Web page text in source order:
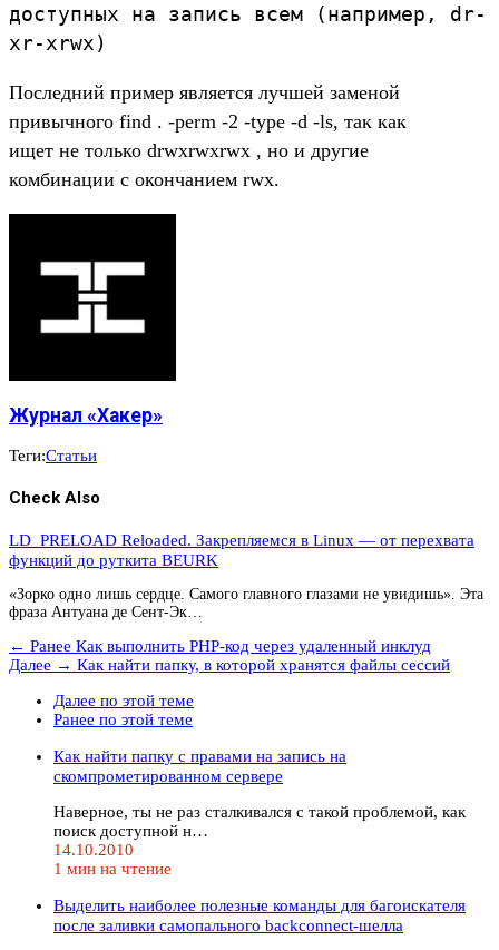
доступных на запись всем (например, dr-
xr-xrwx)
Последний пример является лучшей заменой
привычного find . -perm -2 -type -d -ls, так как
ищет не только drwxrwxrwx , но и другие
комбинации с окончанием rwx.
Журнал «Хакер»
Теги:Статьи
Check Also
LD_PRELOAD Reloaded. Закрепляемся в Linux — от перехвата
функций до руткита BEURK
«Зорко одно лишь сердце. Самого главного глазами не увидишь». Эта
фраза Антуана де Сент-Эк…
← Ранее Как выполнить PHP-код через удаленный инклуд
Далее → Как найти папку, в которой хранятся файлы сессий
Далее по этой теме
Ранее по этой теме
Как найти папку с правами на запись на
скомпрометированном сервере
Наверное, ты не раз сталкивался с такой проблемой, как
поиск доступной н…
14.10.2010
1 мин на чтение
Выделить наиболее полезные команды для багоискателя
после заливки самопального backconnect-шелла